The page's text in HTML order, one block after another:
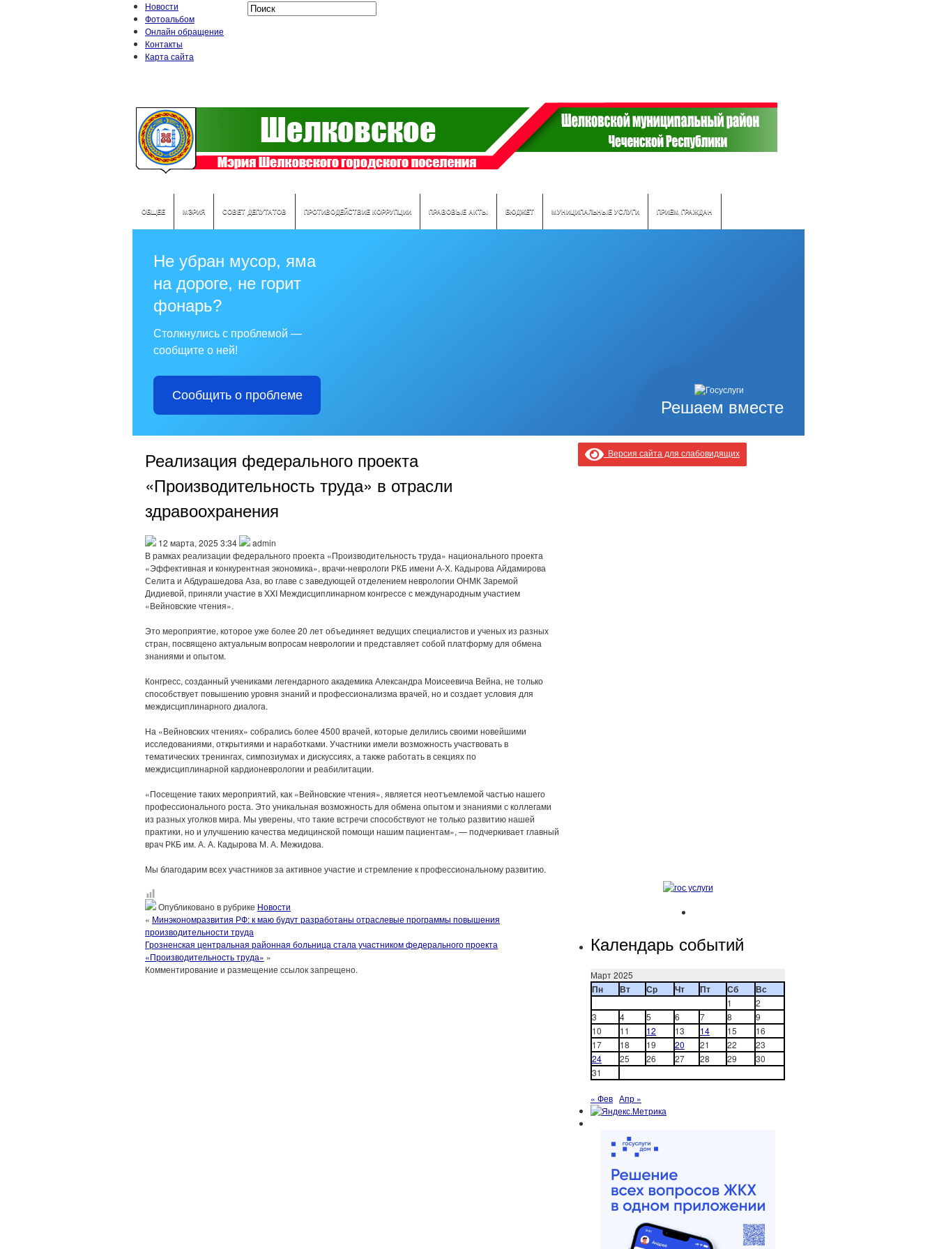
Новости
Фотоальбом
Онлайн обращение
Контакты
Карта сайта
ОБЩЕЕ МЭРИЯ СОВЕТ ДЕПУТАТОВ ПРОТИВОДЕЙСТВИЕ КОРРУПЦИИ ПРАВОВЫЕ АКТЫ БЮДЖЕТ МУНИЦИПАЛЬНЫЕ УСЛУГИ ПРИЕМ ГРАЖДАН
Решаем вместе
Не убран мусор, яма
на дороге, не горит
фонарь?
Столкнулись с проблемой —
сообщите о ней!
Сообщить о проблеме
Реализация федерального проекта
«Производительность труда» в отрасли
здравоохранения
12 марта, 2025 3:34
admin
В рамках реализации федерального проекта «Производительность труда» национального проекта
«Эффективная и конкурентная экономика», врачи-неврологи РКБ имени А-Х. Кадырова Айдамирова
Селита и Абдурашедова Аза, во главе с заведующей отделением неврологии ОНМК Заремой
Дидиевой, приняли участие в XXI Междисциплинарном конгрессе с международным участием
«Вейновские чтения».
Это мероприятие, которое уже более 20 лет объединяет ведущих специалистов и ученых из разных
стран, посвящено актуальным вопросам неврологии и представляет собой платформу для обмена
знаниями и опытом.
Конгресс, созданный учениками легендарного академика Александра Моисеевича Вейна, не только
способствует повышению уровня знаний и профессионализма врачей, но и создает условия для
междисциплинарного диалога.
На «Вейновских чтениях» собрались более 4500 врачей, которые делились своими новейшими
исследованиями, открытиями и наработками. Участники имели возможность участвовать в
тематических тренингах, симпозиумах и дискуссиях, а также работать в секциях по
междисциплинарной кардионеврологии и реабилитации.
«Посещение таких мероприятий, как «Вейновские чтения», является неотъемлемой частью нашего
профессионального роста. Это уникальная возможность для обмена опытом и знаниями с коллегами
из разных уголков мира. Мы уверены, что такие встречи способствуют не только развитию нашей
практики, но и улучшению качества медицинской помощи нашим пациентам», — подчеркивает главный
врач РКБ им. А. А. Кадырова М. А. Межидова.
Мы благодарим всех участников за активное участие и стремление к профессиональному развитию.
Опубликовано в рубрике Новости
« Минэкономразвития РФ: к маю будут разработаны отраслевые программы повышения
производительности труда
Грозненская центральная районная больница стала участником федерального проекта
«Производительность труда» »
Комментирование и размещение ссылок запрещено.
Версия сайта для слабовидящих
Календарь событий
Март 2025
Пн Вт Ср Чт Пт Сб Вс
1
2
3
4 5 6 7 8
9
10
11 12 13 14 15
16
17
18 19 20 21 22
23
24
25 26 27 28 29
30
31
« Фев Апр »